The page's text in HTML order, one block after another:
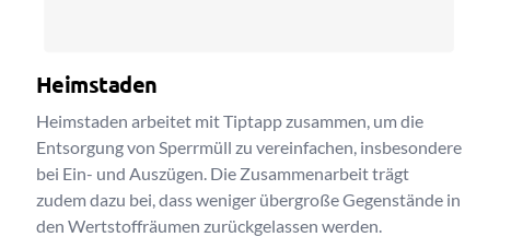
Heimstaden
Heimstaden arbeitet mit Tiptapp zusammen, um die
Entsorgung von Sperrmüll zu vereinfachen, insbesondere
bei Ein- und Auszügen. Die Zusammenarbeit trägt
zudem dazu bei, dass weniger übergroße Gegenstände in
den Wertstoffräumen zurückgelassen werden.